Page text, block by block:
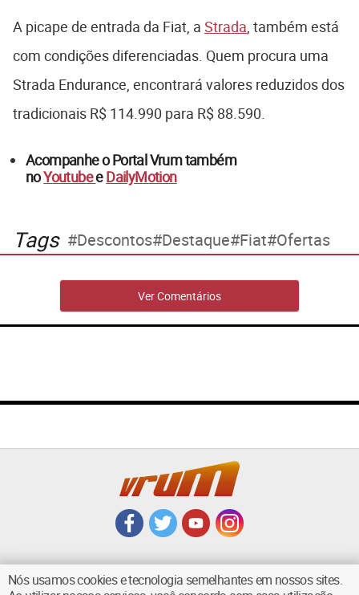
A picape de entrada da Fiat, a Strada, também está
com condições diferenciadas. Quem procura uma
Strada Endurance, encontrará valores reduzidos dos
tradicionais R$ 114.990 para R$ 88.590.
Acompanhe o Portal Vrum também
noYoutubeeDailyMotion
Tags Descontos Destaque Fiat Ofertas
Ver Comentários
Nós usamos cookies e tecnologia semelhantes em nossos sites.